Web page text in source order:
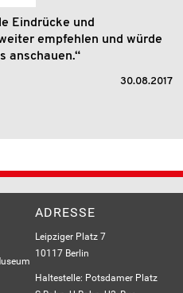
Eindrücke und
empfehlen und würde
anschauen.“
30.08.2017
ADRESSE
Leipziger Platz 7
10117 Berlin
Haltestelle: Potsdamer Platz